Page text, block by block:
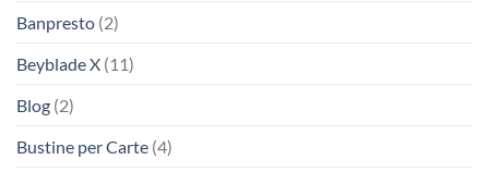
Banpresto (2)
Beyblade X (11)
Blog (2)
Bustine per Carte (4)